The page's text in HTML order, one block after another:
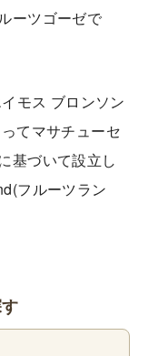
ーツゴーゼで
モス ブロンソン
てマサチューセ
基づいて設立し
フルーツラン